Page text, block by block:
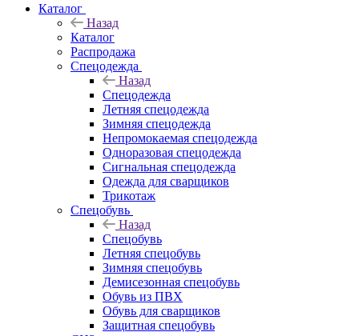
Каталог
Назад
Каталог
Распродажа
Спецодежда
Назад
Спецодежда
Летняя спецодежда
Зимняя спецодежда
Непромокаемая спецодежда
Одноразовая спецодежда
Сигнальная спецодежда
Одежда для сварщиков
Трикотаж
Спецобувь
Назад
Спецобувь
Летняя спецобувь
Зимняя спецобувь
Демисезонная спецобувь
Обувь из ПВХ
Обувь для сварщиков
Защитная спецобувь